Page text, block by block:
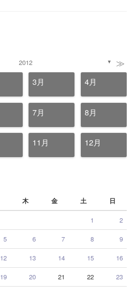
2012 ▼ ≫
3月 4月
7月 8月
11月 12月
木 金 土 日
1 2
5 6 7 8 9
12 13 14 15 16
19 20 21 22 23